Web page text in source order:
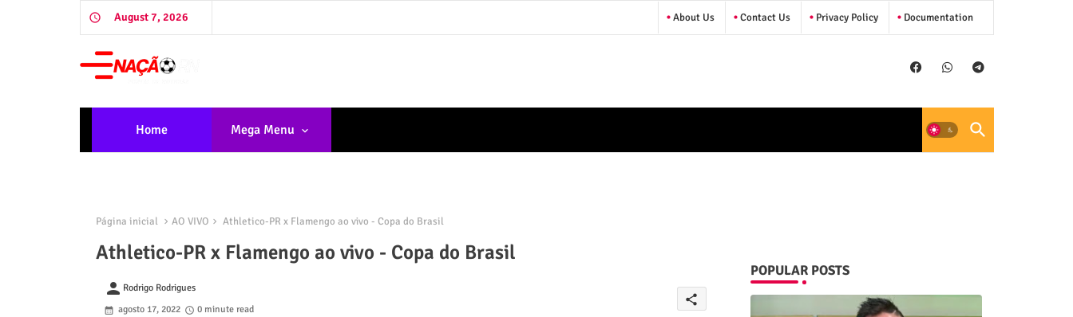
August 7, 2026 About Us Contact Us Privacy Policy Documentation
Home Mega Menu
Página inicial AO VIVO Athletico-PR x Flamengo ao vivo - Copa do Brasil
Athletico-PR x Flamengo ao vivo - Copa do Brasil
person Rodrigo Rodrigues
agosto 17, 2022
0 minute read
share
POPULAR POSTS